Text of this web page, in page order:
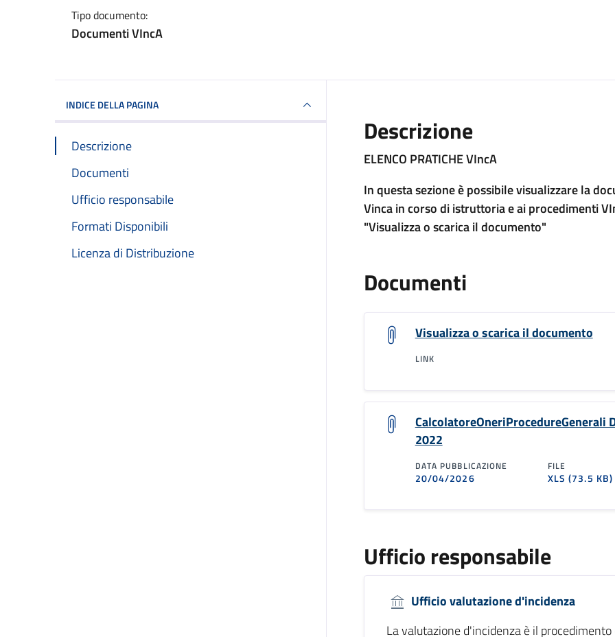
Tipo documento:
Documenti VIncA
INDICE DELLA PAGINA
Descrizione
Documenti
Ufficio responsabile
Formati Disponibili
Licenza di Distribuzione
Descrizione
ELENCO PRATICHE VIncA
In questa sezione è possibile visualizzare la
Vinca in corso di istruttoria e ai procedimenti
"Visualizza o scarica il documento"
Documenti
Visualizza o scarica il documento
LINK
CalcolatoreOneriProcedureGenerali
2022
DATA PUBBLICAZIONE
20/04/2026
FILE
XLS(73.5 KB)
Ufficio responsabile
Ufficio valutazione d'incidenza
La valutazione d'incidenza è il